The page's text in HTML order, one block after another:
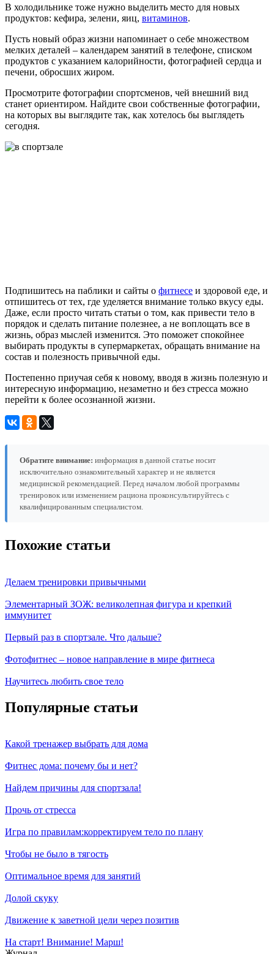
В холодильнике тоже нужно выделить место для новых
продуктов: кефира, зелени, яиц, витаминов.
Пусть новый образ жизни напоминает о себе множеством
мелких деталей – календарем занятий в телефоне, списком
продуктов с указанием калорийности, фотографией сердца и
печени, обросших жиром.
Просмотрите фотографии спортсменов, чей внешний вид
станет ориентиром. Найдите свои собственные фотографии,
на которых вы выглядите так, как хотелось бы выглядеть
сегодня.
Подпишитесь на паблики и сайты о фитнесе и здоровой еде, и
отпишитесь от тех, где уделяется внимание только вкусу еды.
Даже, если просто читать статьи о том, как привести тело в
порядок и сделать питание полезнее, а не воплощать все в
жизнь, образ мыслей изменится. Это поможет спокойнее
выбирать продукты в супермаркетах, обращать внимание на
состав и полезность привычной еды.
Постепенно приучая себя к новому, вводя в жизнь полезную и
интересную информацию, незаметно и без стресса можно
перейти к более осознанной жизни.
Обратите внимание: информация в данной статье носит
исключительно ознакомительный характер и не является
медицинской рекомендацией. Перед началом любой программы
тренировок или изменением рациона проконсультируйтесь с
квалифицированным специалистом.
Похожие статьи
Делаем тренировки привычными
Элементарный ЗОЖ: великолепная фигура и крепкий
иммунитет
Первый раз в спортзале. Что дальше?
Фотофитнес – новое направление в мире фитнеса
Научитесь любить свое тело
Популярные статьи
Какой тренажер выбрать для дома
Фитнес дома: почему бы и нет?
Найдем причины для спортзала!
Прочь от стресса
Игра по правилам:корректируем тело по плану
Чтобы не было в тягость
Оптимальное время для занятий
Долой скуку
Движение к заветной цели через позитив
На старт! Внимание! Марш!